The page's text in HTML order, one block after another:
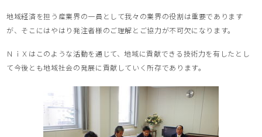
地域経済を担う産業界の一員として我々の業界の役割は重要であります
が、そこにはやはり発注者様のご理解とご協力が不可欠になります。
ＮｉＸはこのような活動を通じて、地域に貢献できる技術力を有したとし
て今後とも地域社会の発展に貢献していく所存であります。